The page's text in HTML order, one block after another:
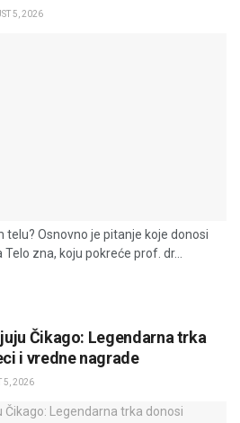
5, 2026
Osnovno je pitanje koje donosi
zna, koju pokreće prof. dr...
Čikago: Legendarna trka
i vredne nagrade
5, 2026